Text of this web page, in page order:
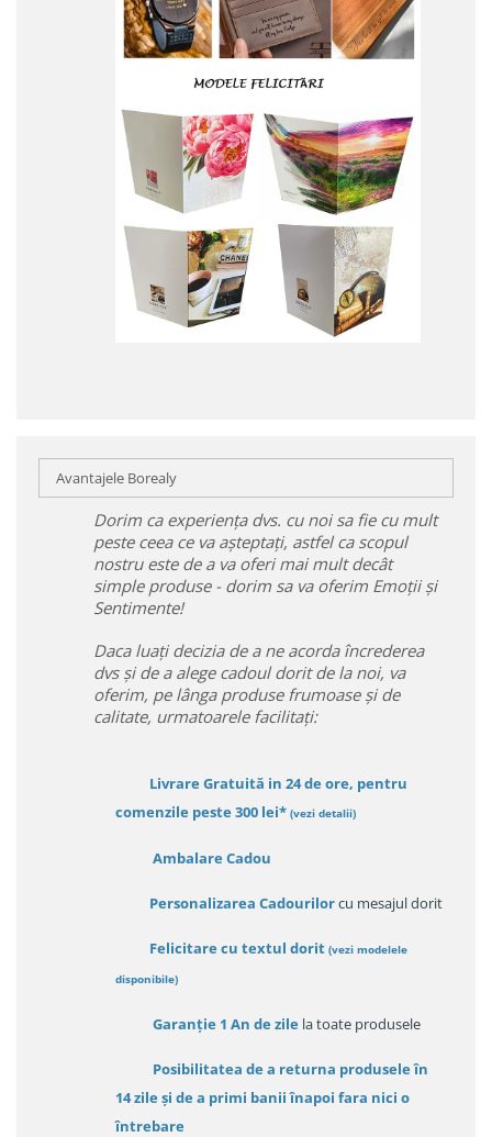
Avantajele Borealy
Dorim ca experiența dvs. cu noi sa fie cu mult
peste ceea ce va așteptați, astfel ca scopul
nostru este de a va oferi mai mult decât
simple produse - dorim sa va oferim Emoții și
Sentimente!
Daca luați decizia de a ne acorda încrederea
dvs și de a alege cadoul dorit de la noi, va
oferim, pe lânga produse frumoase și de
calitate, urmatoarele facilitați:
Livrare Gratuită in 24 de ore, pentru
comenzile peste 300 lei* (vezi detalii)
Ambalare Cadou
Personalizarea Cadourilorcu mesajul dorit
Felicitare cu textul dorit (vezi modelele
disponibile)
Garanție 1 An de zile la toate produsele
Posibilitatea de a returna produsele în
14 zileși de a primi banii înapoi fara nici o
întrebare